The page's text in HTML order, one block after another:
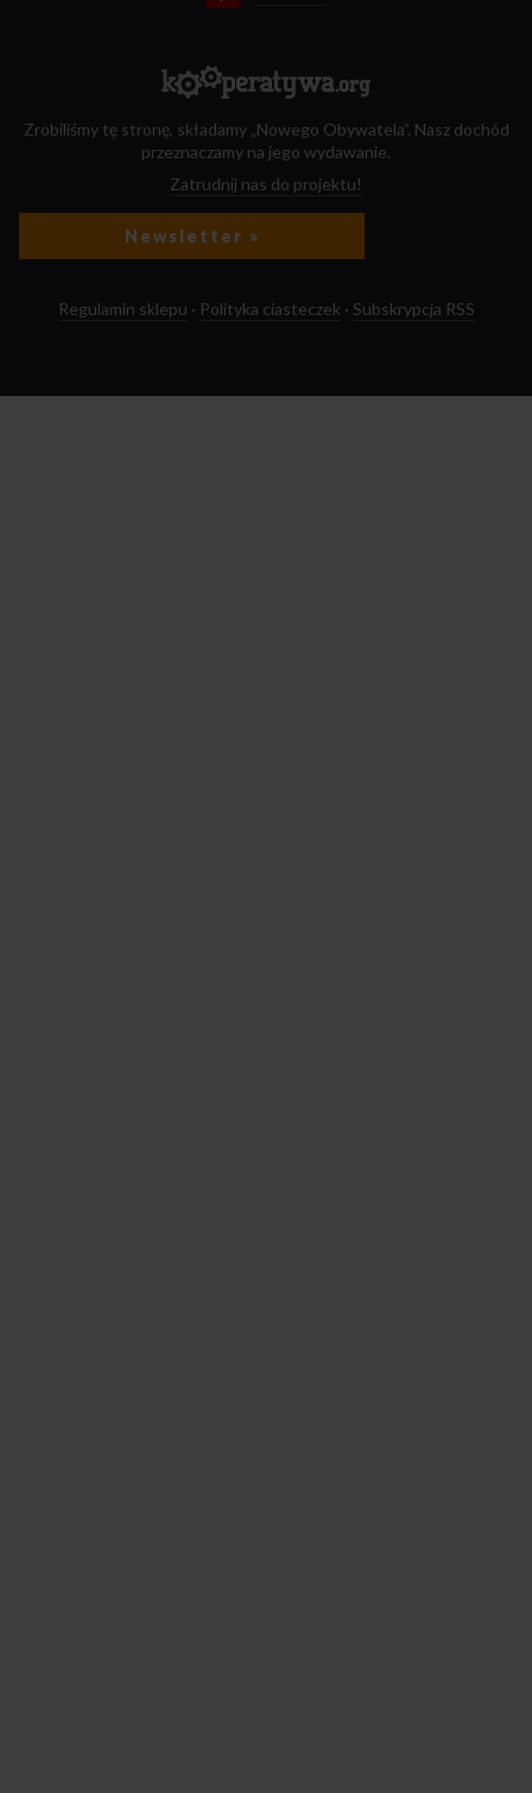
Zrobiliśmy tę stronę, składamy „Nowego Obywatela”. Nasz dochód
przeznaczamy na jego wydawanie.
Zatrudnij nas do projektu!
Newsletter »
Regulamin sklepu · Polityka ciasteczek · Subskrypcja RSS